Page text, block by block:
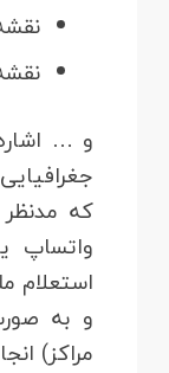
و …
که مدنظر
واتساپ
استعلام
و به
مراکز)